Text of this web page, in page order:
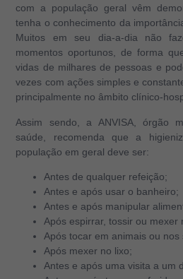
com a população geral vêm
tenha o conhecimento da
Muitos em seu dia-a-dia não
momentos oportunos, de forma
vidas de milhares de pessoas e
vezes com ações simples e
principalmente no âmbito clínico-
Assim sendo, a ANVISA, órgão
saúde, recomenda que a
população em geral deve ser:
Antes de qualquer refeição;
Antes e após usar o banheiro;
Antes e após manipular
Após espirrar, tossir ou mexer
Após tocar em animais ou nos
Após mexer no lixo;
Antes e após uma visita a um